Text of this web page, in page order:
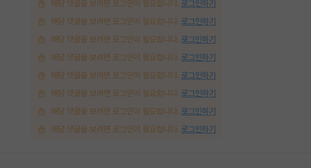
해당 댓글을 보려면 로그인이 필요합니다. 로그인하기
해당 댓글을 보려면 로그인이 필요합니다. 로그인하기
해당 댓글을 보려면 로그인이 필요합니다. 로그인하기
해당 댓글을 보려면 로그인이 필요합니다. 로그인하기
해당 댓글을 보려면 로그인이 필요합니다. 로그인하기
해당 댓글을 보려면 로그인이 필요합니다. 로그인하기
해당 댓글을 보려면 로그인이 필요합니다. 로그인하기
해당 댓글을 보려면 로그인이 필요합니다. 로그인하기